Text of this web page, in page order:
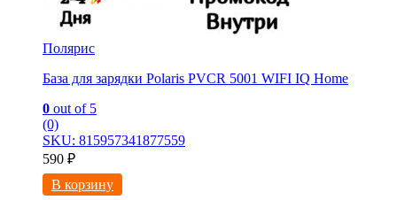
Полярис
База для зарядки Polaris PVCR 5001 WIFI IQ Home
0 out of 5
(0)
SKU: 815957341877559
590 ₽
В корзину